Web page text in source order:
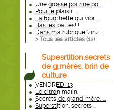
Une grosse poitrine po ...
Pour le plaisir.....
La fourchette qui vibr ...
Bas les pattes!!!
Dans ma rubrique 'zinz ...
> Tous les articles (12)
Supesrtition,secrets
de g.mères, brin de
culture
VENDREDI 13
Le citron malin.
Secrets de grand-mère; ...
Superstition, secrets ...